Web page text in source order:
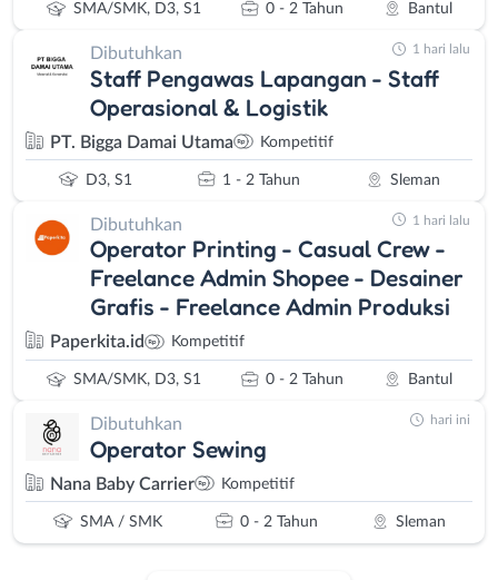
SMA/SMK, D3, S1 0 - 2 Tahun Bantul
Dibutuhkan
Staff Pengawas Lapangan - Staff
Operasional & Logistik
PT. Bigga Damai Utama Kompetitif
D3, S1 1 - 2 Tahun Sleman
1 hari lalu
Dibutuhkan
Operator Printing - Casual Crew -
Freelance Admin Shopee - Desainer
Grafis - Freelance Admin Produksi
Paperkita.id Kompetitif
SMA/SMK, D3, S1 0 - 2 Tahun Bantul
1 hari lalu
Dibutuhkan
Operator Sewing
Nana Baby Carrier Kompetitif
SMA / SMK 0 - 2 Tahun Sleman
hari ini